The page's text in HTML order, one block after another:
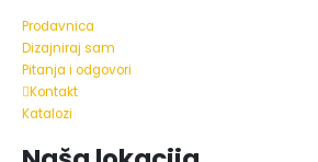
Prodavnica
Dizajniraj sam
Pitanja i odgovori
Kontakt
Katalozi